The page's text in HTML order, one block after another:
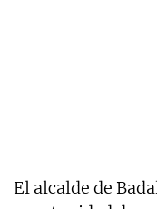
El alcalde de